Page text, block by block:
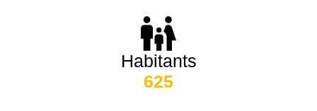
Habitants
625